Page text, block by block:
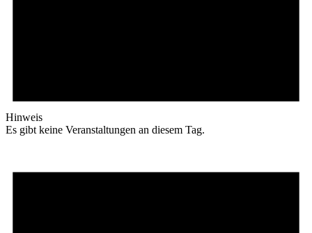
Hinweis
Es gibt keine Veranstaltungen an diesem Tag.